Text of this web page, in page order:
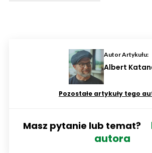
Autor Artykułu:
Albert
Pozostałe artykuły tego
Masz pytanie lub temat?
autora